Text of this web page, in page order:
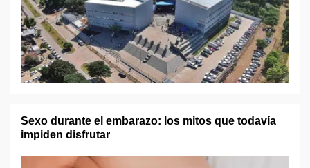
Sexo durante el embarazo: los mitos que todavía
impiden disfrutar